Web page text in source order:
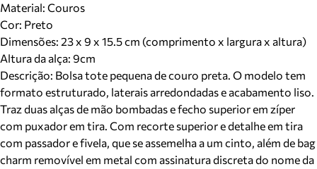
Material: Couros
Cor: Preto
Dimensões: 23 x 9 x 15.5 cm (comprimento x largura x altura)
Altura da alça: 9cm
Descrição: Bolsa tote pequena de couro preta. O modelo tem
formato estruturado, laterais arredondadas e acabamento liso.
Traz duas alças de mão bombadas e fecho superior em zíper
com puxador em tira. Com recorte superior e detalhe em tira
com passador e fivela, que se assemelha a um cinto, além de bag
charm removível em metal com assinatura discreta do nome da